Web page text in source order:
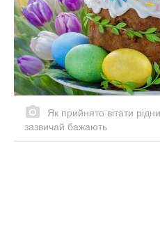
Як прийнято вітати
зазвичай бажають